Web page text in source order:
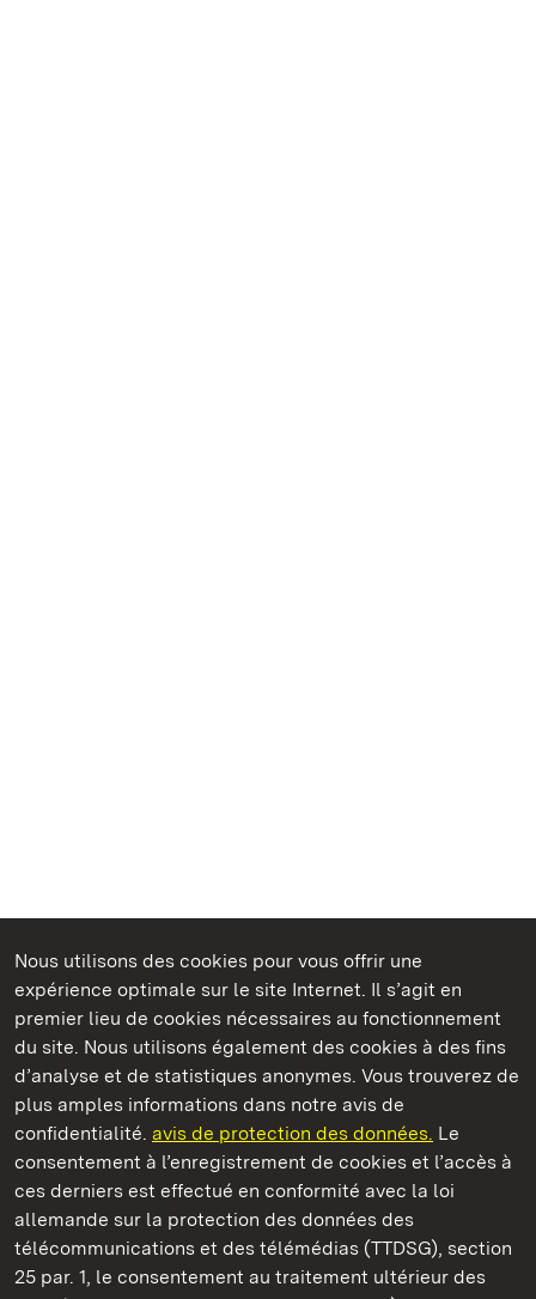
Nous utilisons des cookies pour vous offrir une
expérience optimale sur le site Internet. Il s’agit en
premier lieu de cookies nécessaires au fonctionnement
du site. Nous utilisons également des cookies à des fins
d’analyse et de statistiques anonymes. Vous trouverez de
plus amples informations dans notre avis de
confidentialité. avis de protection des données. Le
consentement à l’enregistrement de cookies et l’accès à
ces derniers est effectué en conformité avec la loi
allemande sur la protection des données des
télécommunications et des télémédias (TTDSG), section
25 par. 1, le consentement au traitement ultérieur des
Châteaux et jardins publics du Bade-Wurtemberg
Château-fort Hochburg d' Emmendingen
Châteaux et jardins publics du Bade-Wurtemberg
FAQ et réponsesMentions légalesProtection des données
Explications sur l’accessibilité